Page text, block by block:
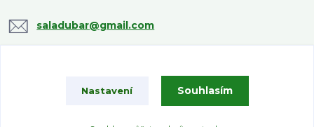
saladubar@gmail.com
Nastavení Souhlasím